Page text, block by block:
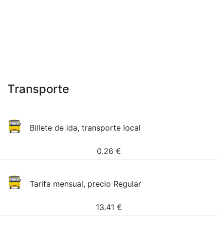
Transporte
Billete de ida, transporte local
0.26 €
Tarifa mensual, precio Regular
13.41 €